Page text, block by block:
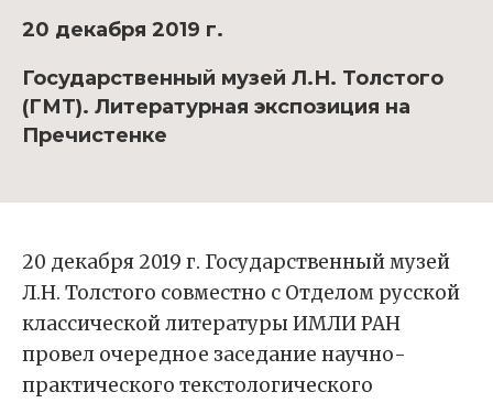
20 декабря 2019 г.
Государственный музей Л.Н. Толстого
(ГМТ). Литературная экспозиция на
Пречистенке
20 декабря 2019 г. Государственный музей
Л.Н. Толстого совместно с Отделом русской
классической литературы ИМЛИ РАН
провел очередное заседание научно-
практического текстологического